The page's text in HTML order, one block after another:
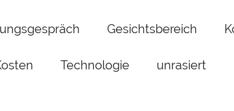
Gesichtsbereich
Technologie unrasiert